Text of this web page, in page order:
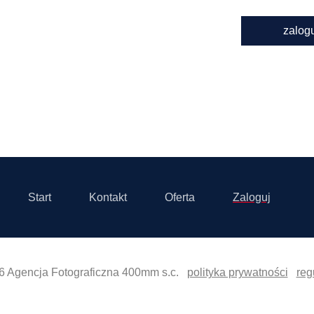
Start Kontakt Oferta Zaloguj
Agencja Fotograficzna 400mm s.c. polityka prywatności